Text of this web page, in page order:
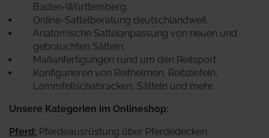
Baden-Württemberg.
Online-Sattelberatung deutschlandweit.
Anatomische Sattelanpassung von neuen und
gebrauchten Sätteln.
Maßanfertigungen rund um den Reitsport.
Konfigurieren von Reithelmen, Reitstiefeln,
Lammfellschabracken, Sätteln und mehr.
Unsere Kategorien im Onlineshop:
Pferd: Pferdeausrüstung über Pferdedecken,